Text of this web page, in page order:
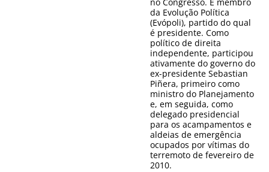
da Evolução Política
(Evópoli), partido do qual
é presidente. Como
político de direita
independente, participou
ativamente do governo do
ex-presidente Sebastian
Piñera, primeiro como
ministro do Planejamento
e, em seguida, como
delegado presidencial
para os acampamentos e
aldeias de emergência
ocupados por vítimas do
terremoto de fevereiro de
2010.